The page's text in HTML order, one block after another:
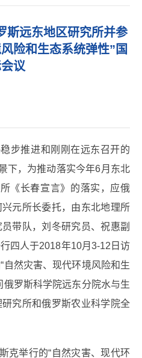
斯远东地区研究所并参
险和生态系统弹性”国
会议
步推进和刚刚在远东召开的
下，为推动落实今年6月东北
《长春宣言》的落实，应俄
元所长委托，由东北地理所
带队，刘冬研究员、祝惠副
四人于2018年10月3-12日访
自然灾害、现代环境风险和生
俄罗斯科学院远东分院水与生
究所和俄罗斯农业科学院全
举行的“自然灾害、现代环